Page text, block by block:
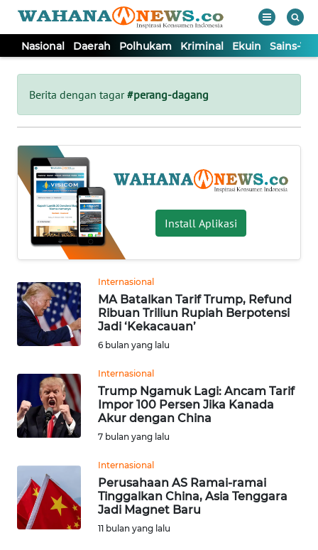
Nasional Daerah Polhukam Kriminal Ekuin Sains-
Berita dengan tagar#perang-dagang
Install Aplikasi
Internasional
MA Batalkan Tarif Trump, Refund
Ribuan Triliun Rupiah Berpotensi
Jadi ‘Kekacauan’
6 bulan yang lalu
Internasional
Trump Ngamuk Lagi: Ancam Tarif
Impor 100 Persen Jika Kanada
Akur dengan China
7 bulan yang lalu
Internasional
Perusahaan AS Ramai-ramai
Tinggalkan China, Asia Tenggara
Jadi Magnet Baru
11 bulan yang lalu
Tutup
NASIONAL
DAERAH
POLHUKAM
KRIMINAL
EKUIN
SAINS-TEKNO
INTERNASIONAL
PENDIDIKAN
OLAHRAGA